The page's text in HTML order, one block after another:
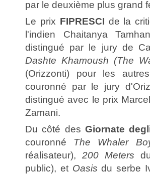
par le deuxième plus grand
Le prix FIPRESCI de la
l'indien Chaitanya
distingué par le jury de
Dashte Khamoush (The
(Orizzonti) pour les
couronné par le jury
distingué avec le prix
Zamani.
Du côté des Giornate
couronné The Whaler
réalisateur), 200 Meters
public), et Oasis du serbe